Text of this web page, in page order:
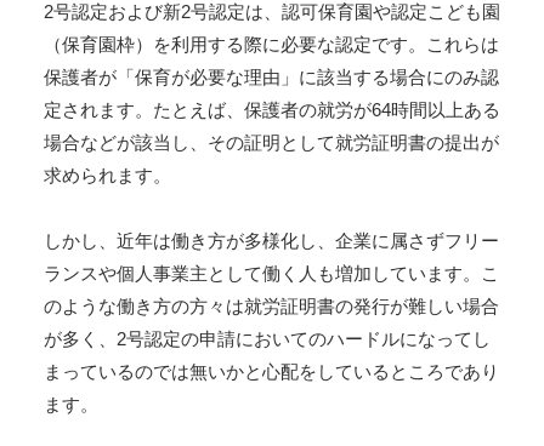
2号認定および新2号認定は、認可保育園や認定こども園
（保育園枠）を利用する際に必要な認定です。これらは
保護者が「保育が必要な理由」に該当する場合にのみ認
定されます。たとえば、保護者の就労が64時間以上ある
場合などが該当し、その証明として就労証明書の提出が
求められます。
しかし、近年は働き方が多様化し、企業に属さずフリー
ランスや個人事業主として働く人も増加しています。こ
のような働き方の方々は就労証明書の発行が難しい場合
が多く、2号認定の申請においてのハードルになってし
まっているのでは無いかと心配をしているところであり
ます。